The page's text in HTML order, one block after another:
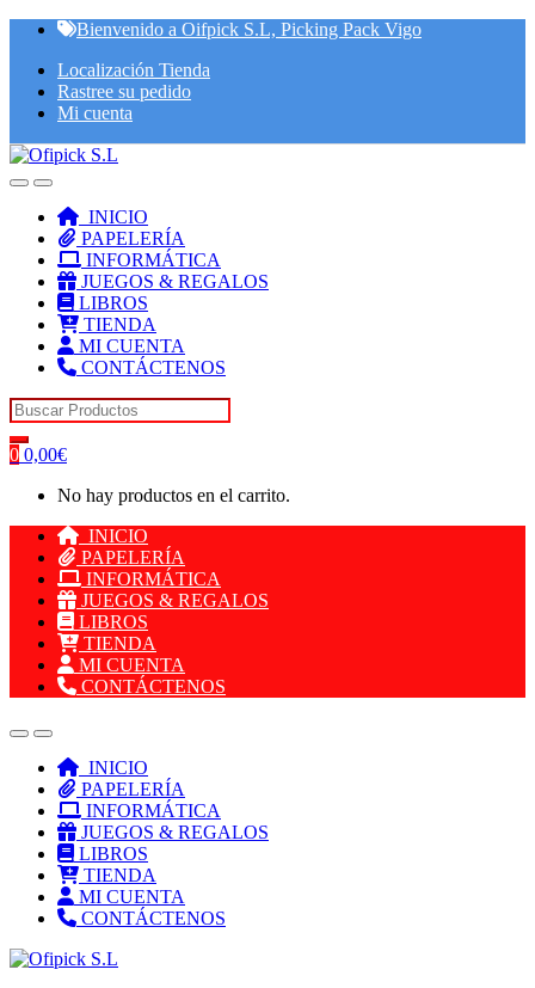
Skip
navigation
Skip
content
Bienvenido a Oifpick S.L, Picking Pack Vigo
Localización Tienda
Rastree su pedido
Mi cuenta
INICIO
PAPELERÍA
INFORMÁTICA
JUEGOS & REGALOS
LIBROS
TIENDA
MI CUENTA
CONTÁCTENOS
Search for:
0 0,00€
No hay productos en el carrito.
INICIO
PAPELERÍA
INFORMÁTICA
JUEGOS & REGALOS
LIBROS
TIENDA
MI CUENTA
CONTÁCTENOS
INICIO
PAPELERÍA
INFORMÁTICA
JUEGOS & REGALOS
LIBROS
TIENDA
MI CUENTA
CONTÁCTENOS